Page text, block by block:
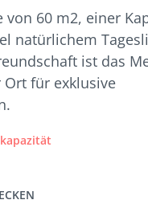
von 60 m2, einer
natürlichem
ist das
für exklusive